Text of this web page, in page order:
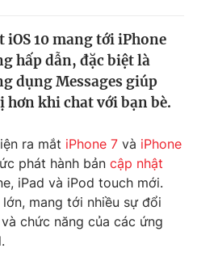
10 mang tới iPhone
hấp dẫn, đặc biệt là
dụng Messages giúp
khi chat với bạn bè.
ra mắt iPhone 7 và iPhone
phát hành bản cập nhật
iPad và iPod touch mới.
mang tới nhiều sự đổi
chức năng của các ứng